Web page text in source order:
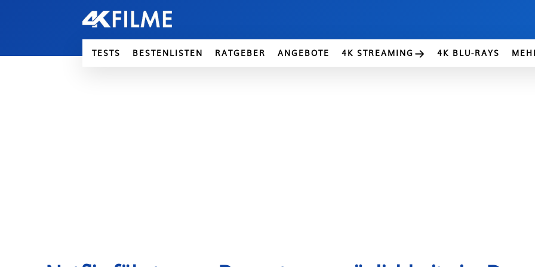
TESTS BESTENLISTEN RATGEBER ANGEBOTE 4K STREAMING 4K BLU-RAYS